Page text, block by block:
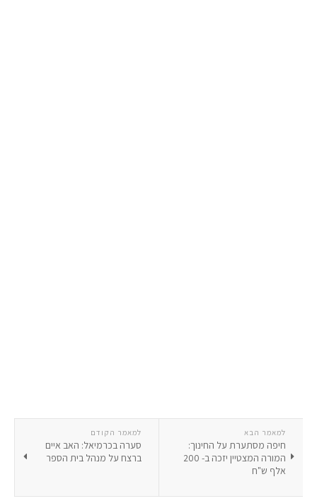
למאמר הקודם
סערה בכרמיאל: האב איים
ברצח על מנהל בית הספר
למאמר הבא
חיפה מסתערת על החינוך:
המורה המצטיין יזכה ב- 200
אלף ש"ח